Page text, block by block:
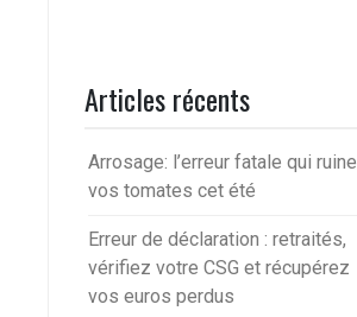
Articles récents
Arrosage: l’erreur fatale qui ruine
vos tomates cet été
Erreur de déclaration : retraités,
vérifiez votre CSG et récupérez
vos euros perdus